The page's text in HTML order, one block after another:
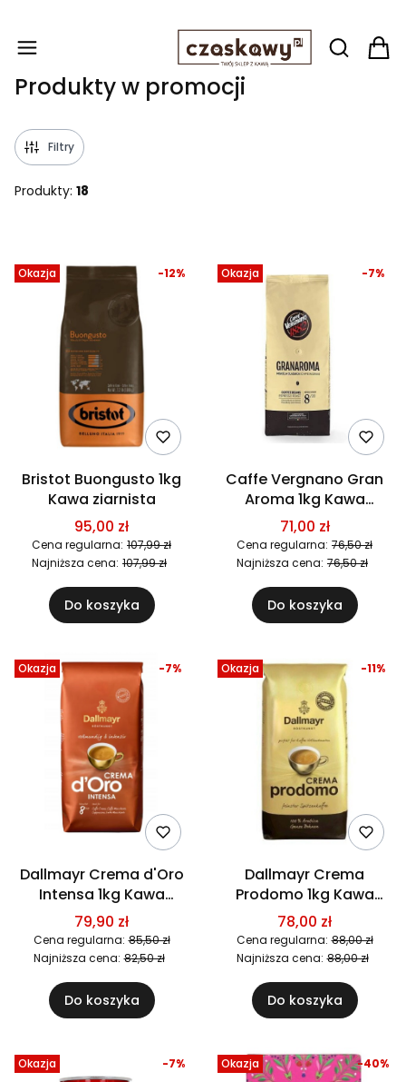
Otwórz
Produkty w promocji
Filtry
Produkty: 18
Okazja
Bristot Buongusto 1kg
Kawa ziarnista
95,00 zł
Cena regularna: 107,99 zł
-12%
Najniższa cena: 107,99 zł
Do koszyka
Okazja
Caffe Vergnano Gran
Aroma 1kg Kawa
ziarnista
71,00 zł
Cena regularna: 76,50 zł
-7%
Najniższa cena: 76,50 zł
Do koszyka
Okazja
Dallmayr Crema d'Oro
Intensa 1kg Kawa
ziarnista
79,90 zł
Cena regularna: 85,50 zł
-7%
Najniższa cena: 82,50 zł
Do koszyka
Okazja
Dallmayr Crema
Prodomo 1kg Kawa
ziarnista
78,00 zł
Cena regularna: 88,00 zł
-11%
Najniższa cena: 88,00 zł
Do koszyka
Okazja -7% Okazja -40%